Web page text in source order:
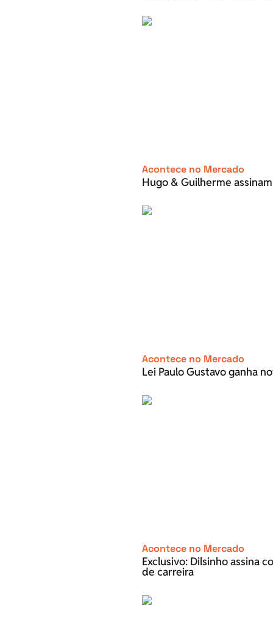
Acontece no Mercado
Hugo & Guilherme
Acontece no Mercado
Lei Paulo Gustavo ganha
Acontece no Mercado
Exclusivo: Dilsinho assina
de carreira